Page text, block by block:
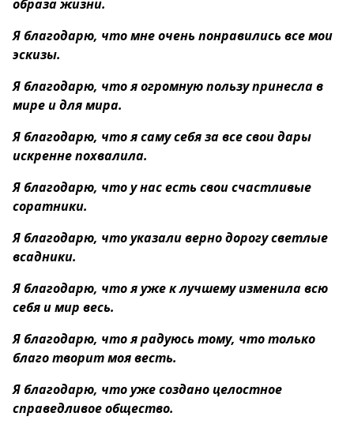
образа жизни.
Я благодарю, что мне очень понравились все мои
эскизы.
Я благодарю, что я огромную пользу принесла в
мире и для мира.
Я благодарю, что я саму себя за все свои дары
искренне похвалила.
Я благодарю, что у нас есть свои счастливые
соратники.
Я благодарю, что указали верно дорогу светлые
всадники.
Я благодарю, что я уже к лучшему изменила всю
себя и мир весь.
Я благодарю, что я радуюсь тому, что только
благо творит моя весть.
Я благодарю, что уже создано целостное
справедливое общество.